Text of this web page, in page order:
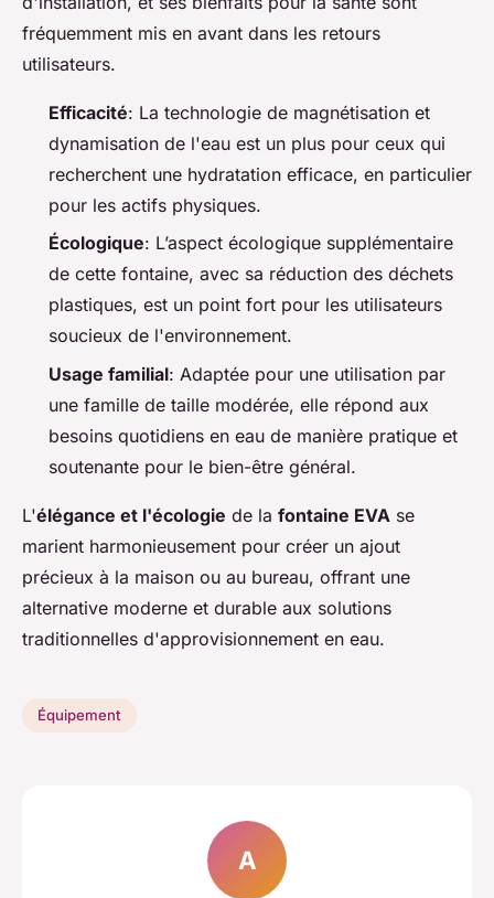
fréquemment mis en avant dans les retours
utilisateurs.
Efficacité: La technologie de magnétisation et
dynamisation de l'eau est un plus pour ceux qui
recherchent une hydratation efficace, en particulier
pour les actifs physiques.
Écologique: L’aspect écologique supplémentaire
de cette fontaine, avec sa réduction des déchets
plastiques, est un point fort pour les utilisateurs
soucieux de l'environnement.
Usage familial: Adaptée pour une utilisation par
une famille de taille modérée, elle répond aux
besoins quotidiens en eau de manière pratique et
soutenante pour le bien-être général.
L'élégance et l'écologie de la fontaine EVA se
marient harmonieusement pour créer un ajout
précieux à la maison ou au bureau, offrant une
alternative moderne et durable aux solutions
traditionnelles d'approvisionnement en eau.
Équipement
A